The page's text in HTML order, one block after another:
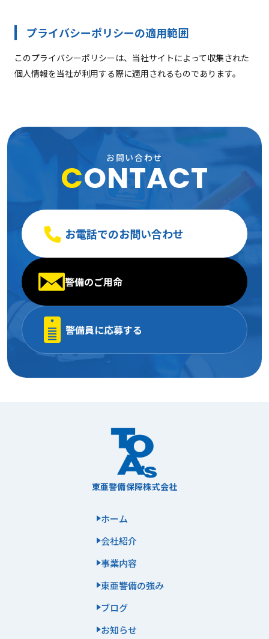
プライバシーポリシーの適用範囲
このプライバシーポリシーは、当社サイトによって収集された
個人情報を当社が利用する際に適用されるものであります。
お問い合わせ
CONTACT
お電話でのお問い合わせ
警備のご用命
警備員に応募する
東亜警備保障株式会社
ホーム
会社紹介
事業内容
東亜警備の強み
ブログ
お知らせ